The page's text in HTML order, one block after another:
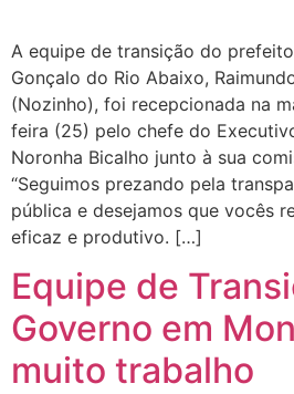
A equipe de transição do
Gonçalo do Rio Abaixo,
(Nozinho), foi recepcionada na
feira (25) pelo chefe do
Noronha Bicalho junto à sua
“Seguimos prezando pela
pública e desejamos que vocês
eficaz e produtivo. […]
Equipe de
Governo em
muito trabalho